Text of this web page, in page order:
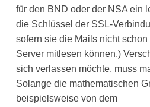
für den BND oder der NSA ein
die Schlüssel der SSL-
sofern sie die Mails nicht
Server mitlesen können.)
sich verlassen möchte, muss
Solange die mathematischen
beispielsweise von dem